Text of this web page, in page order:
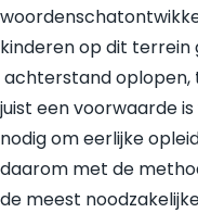
kinderen op dit terrein
achterstand oplopen,
juist een voorwaarde
nodig om eerlijke
daarom met de
de meest